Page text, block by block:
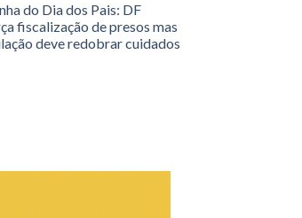
do Dia dos Pais: DF
fiscalização de presos mas
deve redobrar cuidados